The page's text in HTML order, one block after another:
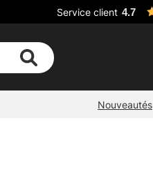
Service client 4.7
Nouveautés